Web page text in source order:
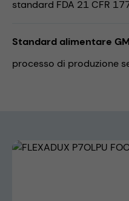
standard FDA 21 CFR
Standard alimentare
processo di produzione
Skip image gallery